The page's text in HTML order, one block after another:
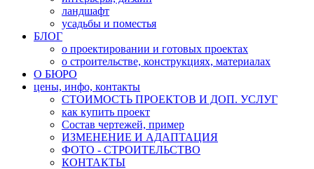
ландшафт
усадьбы и поместья
БЛОГ
о проектировании и готовых проектах
о строительстве, конструкциях, материалах
О БЮРО
цены, инфо, контакты
СТОИМОСТЬ ПРОЕКТОВ И ДОП. УСЛУГ
как купить проект
Состав чертежей, пример
ИЗМЕНЕНИЕ И АДАПТАЦИЯ
ФОТО - СТРОИТЕЛЬСТВО
КОНТАКТЫ